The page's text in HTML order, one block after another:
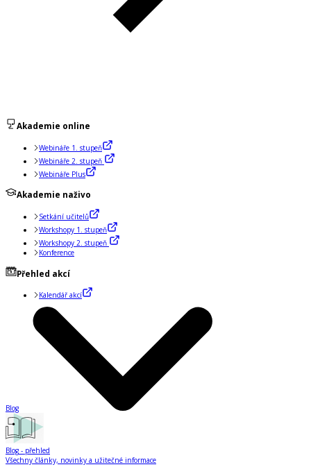
Akademie online
Webináře 1. stupeň
Webináře 2. stupeň
Webináře Plus
Akademie naživo
Setkání učitelů
Workshopy 1. stupeň
Workshopy 2. stupeň
Konference
Přehled akcí
Kalendář akcí
Blog
Blog - přehled
Všechny články, novinky a užitečné informace